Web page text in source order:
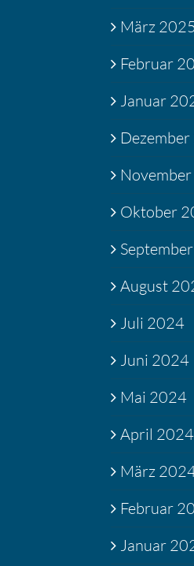
März 2025
Februar
Januar
Oktober
August
Juli 2024
Juni 2024
Mai 2024
April 2024
März
Februar
Januar